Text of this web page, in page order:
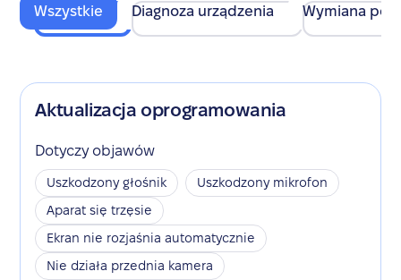
Wszystkie Diagnoza urządzenia Wymiana
Aktualizacja oprogramowania
Dotyczy objawów
Uszkodzony głośnik
Uszkodzony mikrofon
Aparat się trzęsie
Ekran nie rozjaśnia automatycznie
Nie działa przednia kamera